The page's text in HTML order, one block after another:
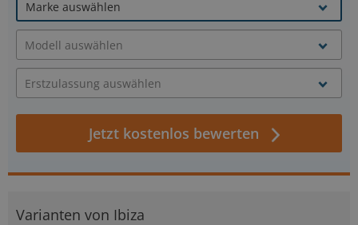
Jetzt kostenlos bewerten
Varianten von Ibiza